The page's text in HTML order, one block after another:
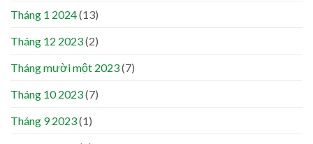
Tháng 1 2024(13)
Tháng 12 2023(2)
Tháng mười một 2023(7)
Tháng 10 2023(7)
Tháng 9 2023(1)